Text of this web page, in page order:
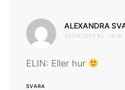
ALEXANDRA
29/04/2013 KL. 16:31
ELIN: Eller hur
SVARA